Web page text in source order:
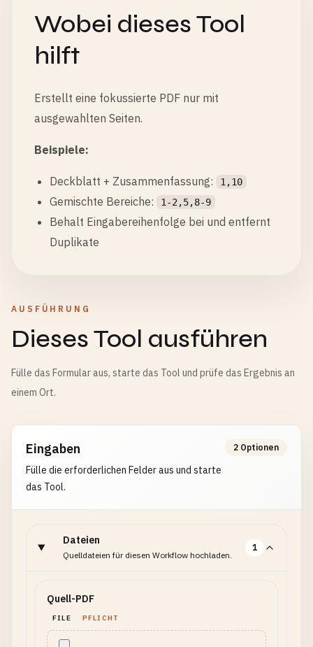
Wobei dieses Tool
hilft
Erstellt eine fokussierte PDF nur mit
ausgewahlten Seiten.
Beispiele:
Deckblatt + Zusammenfassung: 1,10
Gemischte Bereiche: 1-2,5,8-9
Behalt Eingabereihenfolge bei und entfernt
Duplikate
AUSFÜHRUNG
Dieses Tool ausführen
Fülle das Formular aus, starte das Tool und prüfe das Ergebnis an
einem Ort.
Eingaben
Fülle die erforderlichen Felder aus und starte
das Tool.
2 Optionen
Dateien
Quelldateien für diesen Workflow hochladen.
1
Quell-PDF
FILE PFLICHT